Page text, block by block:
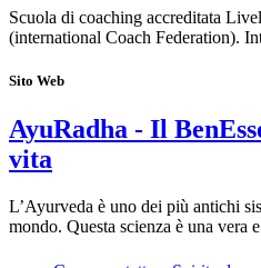
Scuola di coaching accreditata
(international Coach Federation).
Sito Web
AyuRadha - Il
vita
L’Ayurveda è uno dei più antichi
mondo. Questa scienza è una vera